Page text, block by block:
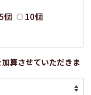
5個
10個
算させていただきま